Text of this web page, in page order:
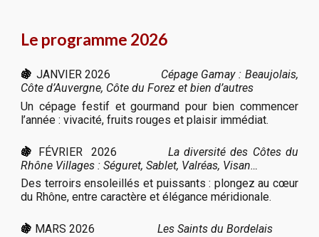
Le programme 2026
🍇 JANVIER 2026
Cépage Gamay : Beaujolais,
Côte d’Auvergne, Côte du Forez et bien d’autres
Un cépage festif et gourmand pour bien commencer
l’année : vivacité, fruits rouges et plaisir immédiat.
🍇 FÉVRIER 2026
La diversité des Côtes du
Rhône Villages : Séguret, Sablet, Valréas, Visan…
Des terroirs ensoleillés et puissants : plongez au cœur
du Rhône, entre caractère et élégance méridionale.
🍇 MARS 2026
Les Saints du Bordelais